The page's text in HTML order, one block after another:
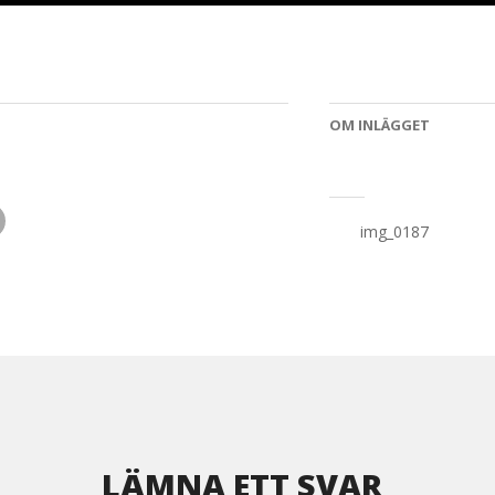
OM INLÄGGET
img_0187
LÄMNA ETT SVAR